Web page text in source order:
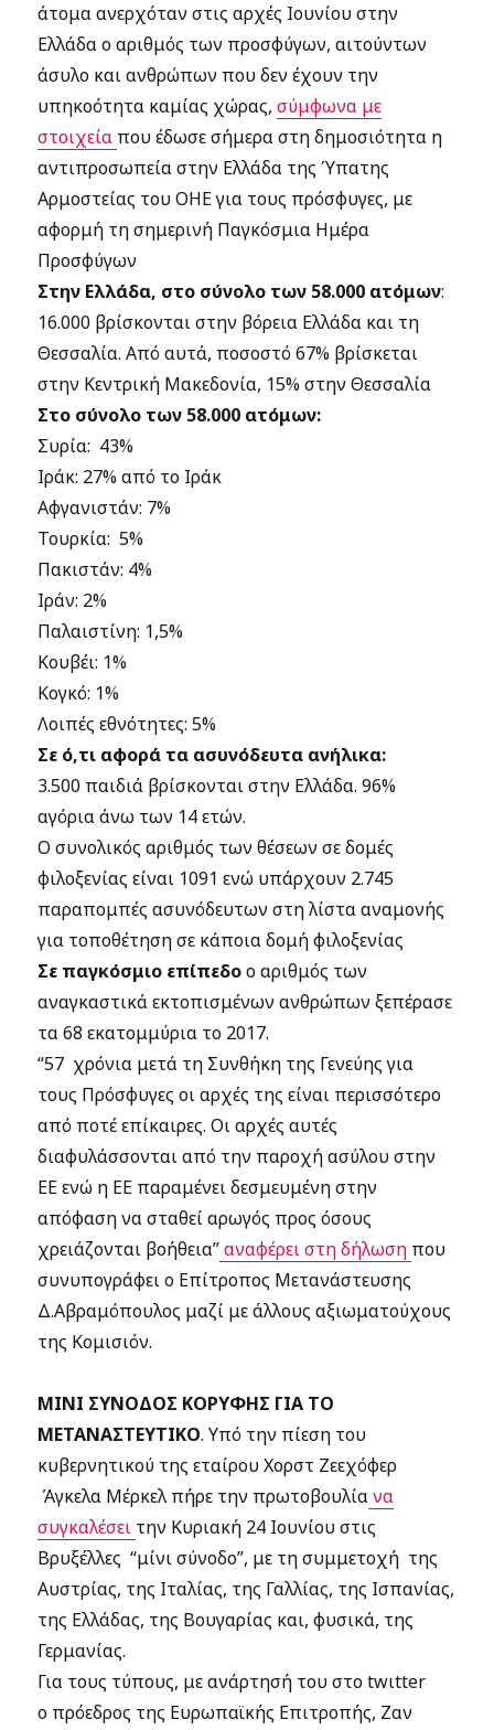
άτομα ανερχόταν στις αρχές Ιουνίου στην
Ελλάδα ο αριθμός των προσφύγων, αιτούντων
άσυλο και ανθρώπων που δεν έχουν την
υπηκοότητα καμίας χώρας,σύμφωνα με
στοιχεία που έδωσε σήμερα στη δημοσιότητα η
αντιπροσωπεία στην Ελλάδα της Ύπατης
Αρμοστείας του ΟΗΕ για τους πρόσφυγες, με
αφορμή τη σημερινή Παγκόσμια Ημέρα
Προσφύγων
Στην Ελλάδα, στο σύνολο των 58.000 ατόμων:
16.000 βρίσκονται στην βόρεια Ελλάδα και τη
Θεσσαλία. Από αυτά, ποσοστό 67% βρίσκεται
στην Κεντρική Μακεδονία, 15% στην Θεσσαλία
Στο σύνολο των 58.000 ατόμων:
Συρία: 43%
Ιράκ: 27% από το Ιράκ
Αφγανιστάν: 7%
Τουρκία: 5%
Πακιστάν: 4%
Ιράν: 2%
Παλαιστίνη: 1,5%
Κουβέι: 1%
Κογκό: 1%
Λοιπές εθνότητες: 5%
Σε ό,τι αφορά τα ασυνόδευτα ανήλικα:
3.500 παιδιά βρίσκονται στην Ελλάδα. 96%
αγόρια άνω των 14 ετών.
Ο συνολικός αριθμός των θέσεων σε δομές
φιλοξενίας είναι 1091 ενώ υπάρχουν 2.745
παραπομπές ασυνόδευτων στη λίστα αναμονής
για τοποθέτηση σε κάποια δομή φιλοξενίας
Σε παγκόσμιο επίπεδοο αριθμός των
αναγκαστικά εκτοπισμένων ανθρώπων ξεπέρασε
τα 68 εκατομμύρια το 2017.
“57 χρόνια μετά τη Συνθήκη της Γενεύης για
τους Πρόσφυγες οι αρχές της είναι περισσότερο
από ποτέ επίκαιρες. Οι αρχές αυτές
διαφυλάσσονται από την παροχή ασύλου στην
ΕΕ ενώ η ΕΕ παραμένει δεσμευμένη στην
απόφαση να σταθεί αρωγός προς όσους
χρειάζονται βοήθεια”αναφέρει στη δήλωση που
συνυπογράφει ο Επίτροπος Μετανάστευσης
Δ.Αβραμόπουλος μαζί με άλλους αξιωματούχους
της Κομισιόν.
ΜΙΝΙ ΣΥΝΟΔΟΣ ΚΟΡΥΦΗΣ ΓΙΑ ΤΟ
ΜΕΤΑΝΑΣΤΕΥΤΙΚΟ. Υπό την πίεση του
κυβερνητικού της εταίρου Χορστ Ζεεχόφερ
Άγκελα Μέρκελ πήρε την πρωτοβουλίανα
συγκαλέσει την Κυριακή 24 Ιουνίου στις
Βρυξέλλες “μίνι σύνοδο”, με τη συμμετοχή της
Αυστρίας, της Ιταλίας, της Γαλλίας, της Ισπανίας,
της Ελλάδας, της Βουγαρίας και, φυσικά, της
Γερμανίας.
Για τους τύπους, με ανάρτησή του στο twιtter
ο πρόεδρος της Ευρωπαϊκής Επιτροπής, Ζαν